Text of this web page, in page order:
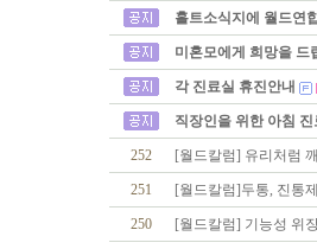
홀트소식지에 월드연
미혼모에게 희망을 드
각 진료실 휴진안내
직장인을 위한 아침
252 [월드칼럼] 유리처럼
251 [월드칼럼]두통, 진통
250 [월드칼럼] 기능성 위